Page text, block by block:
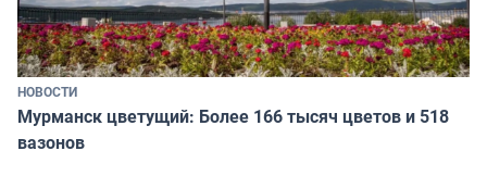
НОВОСТИ
Мурманск цветущий: Более 166 тысяч цветов и 518
вазонов